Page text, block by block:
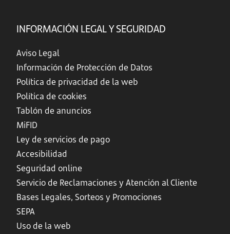
INFORMACIÓN LEGAL Y SEGURIDAD
Aviso Legal
Información de Protección de Datos
Política de privacidad de la web
Política de cookies
Tablón de anuncios
MiFID
Ley de servicios de pago
Accesibilidad
Seguridad online
Servicio de Reclamaciones y Atención al Cliente
Bases Legales, Sorteos y Promociones
SEPA
Uso de la web